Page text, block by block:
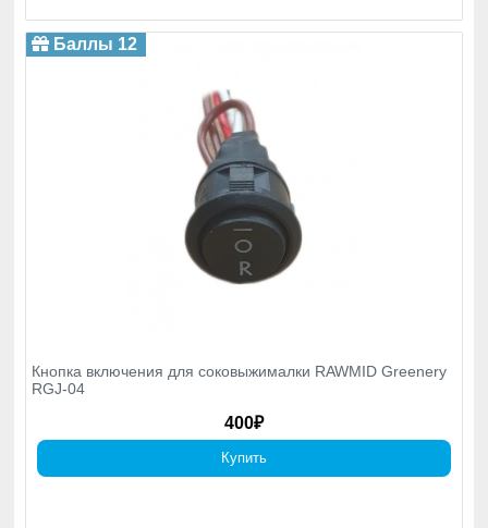
Кнопка включения для соковыжималки RAWMID Greenery
RGJ-04
400₽
Баллы 12
Купить